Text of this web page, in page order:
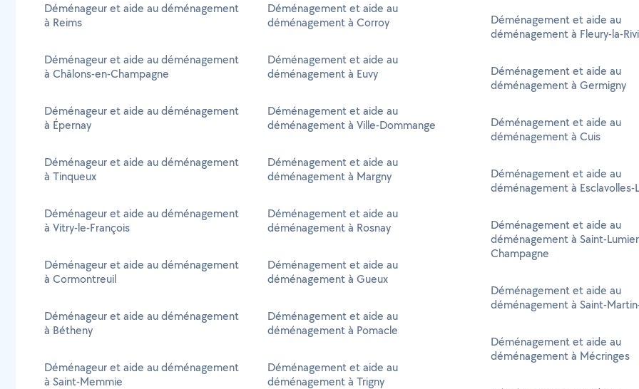
Déménageur et aide au déménagement
à Reims
Déménageur et aide au déménagement
à Châlons-en-Champagne
Déménageur et aide au déménagement
à Épernay
Déménageur et aide au déménagement
à Tinqueux
Déménageur et aide au déménagement
à Vitry-le-François
Déménageur et aide au déménagement
à Cormontreuil
Déménageur et aide au déménagement
à Bétheny
Déménageur et aide au déménagement
à Saint-Memmie
Déménagement et aide au
déménagement à Corroy
Déménagement et aide au
déménagement à Euvy
Déménagement et aide au
déménagement à Ville-Dommange
Déménagement et aide au
déménagement à Margny
Déménagement et aide au
déménagement à Rosnay
Déménagement et aide au
déménagement à Gueux
Déménagement et aide au
déménagement à Pomacle
Déménagement et aide au
déménagement à Trigny
Déménagement et aide au
déménagement à Fleury-la-
Déménagement et aide au
déménagement à Germigny
Déménagement et aide au
déménagement à Cuis
Déménagement et aide au
déménagement à Esclavolles-
Déménagement et aide au
déménagement à Saint-
Champagne
Déménagement et aide au
déménagement à Saint-
Déménagement et aide au
déménagement à Mécringes